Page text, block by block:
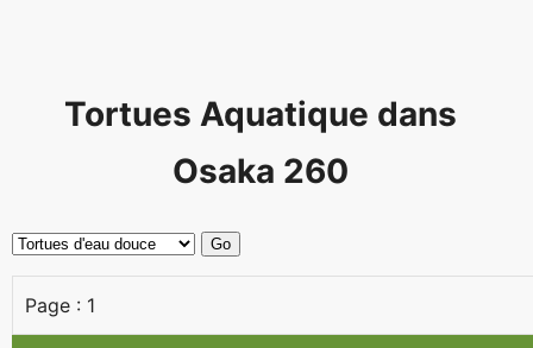
Tortues Aquatique dans
Osaka 260
Page : 1